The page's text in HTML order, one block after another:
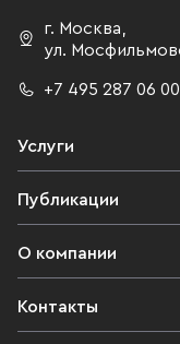
г. Москва
ул.
+7 495 287 06 00
Услуги
Публикации
О компании
Контакты